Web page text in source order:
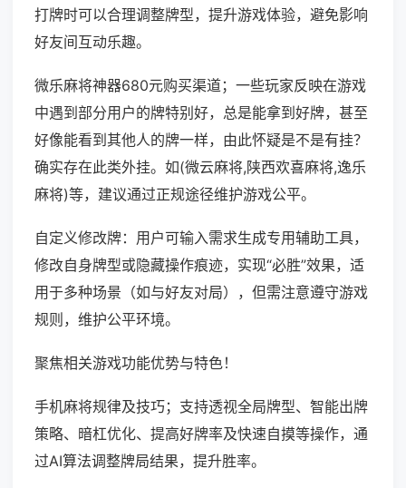
打牌时可以合理调整牌型，提升游戏体验，避免影响
好友间互动乐趣。
微乐麻将神器680元购买渠道；一些玩家反映在游戏
中遇到部分用户的牌特别好，总是能拿到好牌，甚至
好像能看到其他人的牌一样，由此怀疑是不是有挂？
确实存在此类外挂。如(微云麻将,陕西欢喜麻将,逸乐
麻将)等，建议通过正规途径维护游戏公平。
自定义修改牌：用户可输入需求生成专用辅助工具，
修改自身牌型或隐藏操作痕迹，实现“必胜”效果，适
用于多种场景（如与好友对局），但需注意遵守游戏
规则，维护公平环境。
聚焦相关游戏功能优势与特色！
手机麻将规律及技巧；支持透视全局牌型、智能出牌
策略、暗杠优化、提高好牌率及快速自摸等操作，通
过AI算法调整牌局结果，提升胜率。